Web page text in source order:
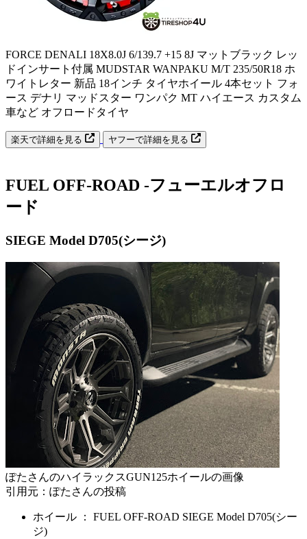
FORCE DENALI 18X8.0J 6/139.7 +15 8J マットブラック レッ
ドインサート付属 MUDSTAR WANPAKU M/T 235/50R18 ホ
ワイトレター 新品 18インチ タイヤホイール 4本セット フォ
ース デナリ マッドスター ワンパク MT ハイエース カスタム
車など オフロードタイヤ
楽天で詳細を見る ヤフーで詳細を見る
FUEL OFF-ROAD -フューエルオフロ
ード
SIEGE Model D705(シージ)
ぽたさんのハイラックスGUN125ホイールの画像
引用元：ぽたさんの投稿
ホイール ： FUEL OFF-ROAD SIEGE Model D705(シー
ジ)